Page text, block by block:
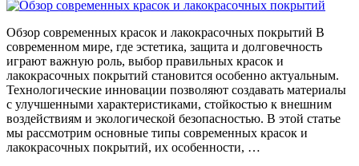
Обзор современных красок и лакокрасочных покрытий В
современном мире, где эстетика, защита и долговечность
играют важную роль, выбор правильных красок и
лакокрасочных покрытий становится особенно актуальным.
Технологические инновации позволяют создавать материалы
с улучшенными характеристиками, стойкостью к внешним
воздействиям и экологической безопасностью. В этой статье
мы рассмотрим основные типы современных красок и
лакокрасочных покрытий, их особенности, …